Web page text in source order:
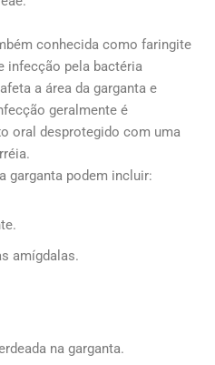
conhecida como faringite
infecção pela bactéria
a área da garganta e
geralmente é
oral desprotegido com uma
garganta podem incluir:
amígdalas.
na garganta.